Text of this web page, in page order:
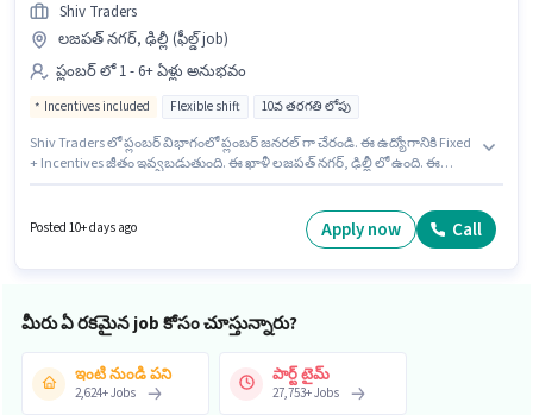
Shiv Traders
లజపత్ నగర్, ఢిల్లీ (ఫీల్డ్ job)
ప్లంబర్ లో 1 - 6+ ఏళ్లు అనుభవం
Incentives included Flexible shift 10వ తరగతి లోపు
Shiv Traders లో ప్లంబర్ విభాగంలో ప్లంబర్ జనరల్ గా చేరండి. ఈ ఉద్యోగానికి Fixed
+ Incentives జీతం ఇవ్వబడుతుంది. ఈ ఖాళీ లజపత్ నగర్, ఢిల్లీ లో ఉంది. ఈ
ఉంటుంది. మీరు నెలకు ₹45000 వరకు సంపాదించవచ్చు. ఇది Full Time ఉద్యోగం,
ఇందులో FLEXIBLE shift మరియు వారానికి 6 days working ఉంటాయి.
Posted 10+ days ago Apply now Call
మీరు ఏ రకమైన job కోసం చూస్తున్నారు?
ఇంటి నుండి పని
2,624+Jobs
పార్ట్ టైమ్
27,753+Jobs